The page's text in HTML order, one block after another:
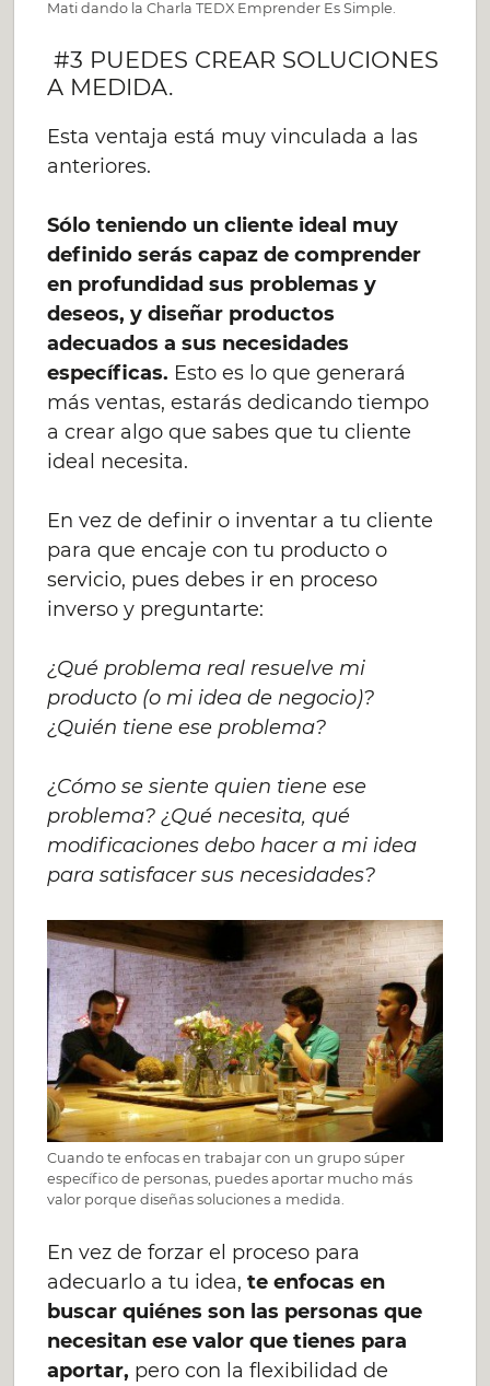
Mati dando la Charla TEDX Emprender Es Simple.
#3 PUEDES CREAR SOLUCIONES
A MEDIDA.
Esta ventaja está muy vinculada a las
anteriores.
Sólo teniendo un cliente ideal muy
definido serás capaz de comprender
en profundidad sus problemas y
deseos, y diseñar productos
adecuados a sus necesidades
específicas. Esto es lo que generará
más ventas, estarás dedicando tiempo
a crear algo que sabes que tu cliente
ideal necesita.
En vez de definir o inventar a tu cliente
para que encaje con tu producto o
servicio, pues debes ir en proceso
inverso y preguntarte:
¿Qué problema real resuelve mi
producto (o mi idea de negocio)?
¿Quién tiene ese problema?
¿Cómo se siente quien tiene ese
problema? ¿Qué necesita, qué
modificaciones debo hacer a mi idea
para satisfacer sus necesidades?
Cuando te enfocas en trabajar con un grupo súper
específico de personas, puedes aportar mucho más
valor porque diseñas soluciones a medida.
En vez de forzar el proceso para
adecuarlo a tu idea,te enfocas en
buscar quiénes son las personas que
necesitan ese valor que tienes para
aportar, pero con la flexibilidad de